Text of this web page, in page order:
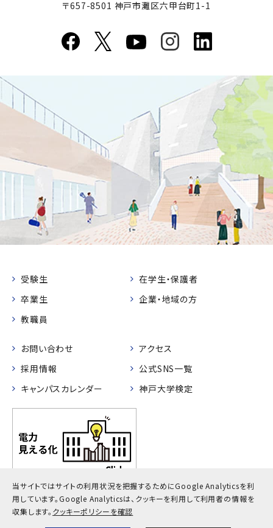
当サイトではサイトの利用状況を把握するためにGoogle Analyticsを利
用しています。Google Analyticsは、クッキーを利用して利用者の情報を
収集します。 クッキーポリシーを確認
〒657-8501 神戸市灘区六甲台町1-1
受験生
在学生・保護者
卒業生
企業・地域の方
教職員
お問い合わせ
アクセス
採用情報
公式SNS一覧
キャンパスカレンダー
神戸大学検定
プライバシーポリシー サイトポリシー サイトマップ